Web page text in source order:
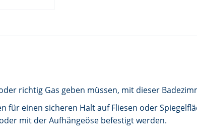
richtig Gas geben müssen, mit dieser
für einen sicheren Halt auf Fliesen oder
mit der Aufhängeöse befestigt werden.